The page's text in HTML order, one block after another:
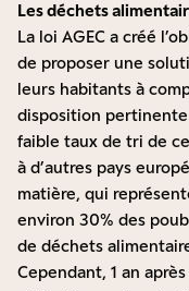
Les déchets
La loi AGEC a créé
de proposer une
leurs habitants à
disposition
faible taux de tri de
à d’autres pays
matière, qui
environ 30% des
de déchets
Cependant, 1 an